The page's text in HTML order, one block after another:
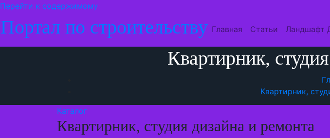
Перейти к содержимому
Портал по строительству Главная Статьи Ландшафт
Квартирник,
Квартирник,
Каталог
Квартирник, студия дизайна и ремонта